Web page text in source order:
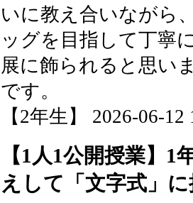
いに教え合いながら
ッグを目指して丁寧
展に飾られると思い
です。
【2年生】 2026-06-12
【1人1公開授業】
えして「文字式」